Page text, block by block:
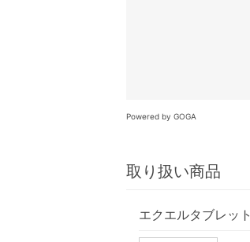
Powered by GOGA
取り扱い商品
エクエルタブレット